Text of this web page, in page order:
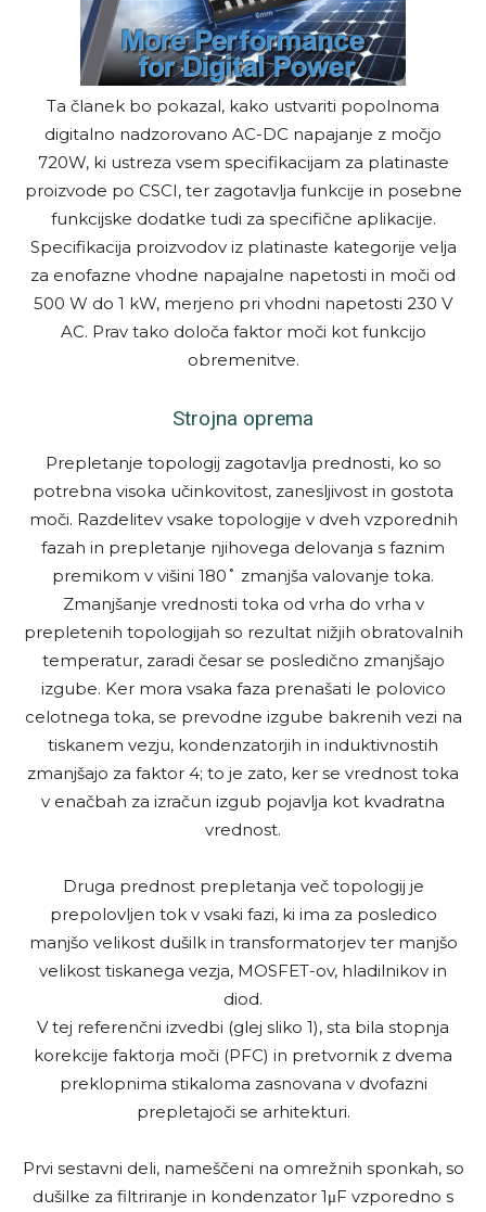
Ta članek bo pokazal, kako ustvariti popolnoma
digitalno nadzorovano AC-DC napajanje z močjo
720W, ki ustreza vsem specifikacijam za platinaste
proizvode po CSCI, ter zagotavlja funkcije in posebne
funkcijske dodatke tudi za specifične aplikacije.
Specifikacija proizvodov iz platinaste kategorije velja
za enofazne vhodne napajalne napetosti in moči od
500 W do 1 kW, merjeno pri vhodni napetosti 230 V
AC. Prav tako določa faktor moči kot funkcijo
obremenitve.
Strojna oprema
Prepletanje topologij zagotavlja prednosti, ko so
potrebna visoka učinkovitost, zanesljivost in gostota
moči. Razdelitev vsake topologije v dveh vzporednih
fazah in prepletanje njihovega delovanja s faznim
premikom v višini 180˚ zmanjša valovanje toka.
Zmanjšanje vrednosti toka od vrha do vrha v
prepletenih topologijah so rezultat nižjih obratovalnih
temperatur, zaradi česar se posledično zmanjšajo
izgube. Ker mora vsaka faza prenašati le polovico
celotnega toka, se prevodne izgube bakrenih vezi na
tiskanem vezju, kondenzatorjih in induktivnostih
zmanjšajo za faktor 4; to je zato, ker se vrednost toka
v enačbah za izračun izgub pojavlja kot kvadratna
vrednost.
Druga prednost prepletanja več topologij je
prepolovljen tok v vsaki fazi, ki ima za posledico
manjšo velikost dušilk in transformatorjev ter manjšo
velikost tiskanega vezja, MOSFET-ov, hladilnikov in
diod.
V tej referenčni izvedbi (glej sliko 1), sta bila stopnja
korekcije faktorja moči (PFC) in pretvornik z dvema
preklopnima stikaloma zasnovana v dvofazni
prepletajoči se arhitekturi.
Prvi sestavni deli, nameščeni na omrežnih sponkah, so
dušilke za filtriranje in kondenzator 1μF vzporedno s